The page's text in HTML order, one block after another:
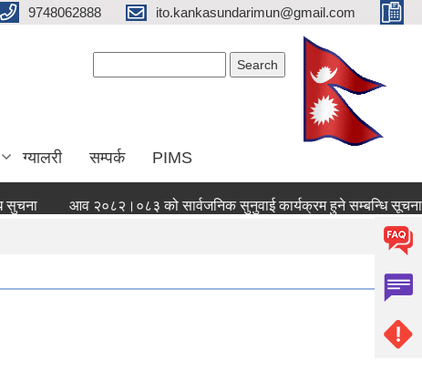
9748062888 ito.kankasundarimun@gmail.com
ग्यालरी सम्पर्क PIMS
आव २०८२।०८३ को सार्वजनिक सुनुवाई कार्यक्रम हुने सम्बन्धि सूचना ।